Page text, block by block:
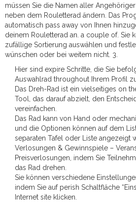
müssen Sie die Namen aller
neben dem Rouletterad ändern. Das
automatisch pass away von Ihnen
deinem Rouletterad an. a couple of. Sie
zufällige Sortierung auswählen und
wünschen oder bei weitem nicht. 3.
Hier sind expire Schritte, die Sie
Auswahlrad throughout Ihrem Profil
Das Dreh-Rad ist ein vielseitiges on
Tool, das darauf abzielt, den
vereinfachen.
Das Rad kann von Hand oder
und die Optionen können auf dem
separaten Tafel oder Liste angezeigt
Verlosungen & Gewinnspiele –
Preisverlosungen, indem Sie
das Rad drehen.
Sie können verschiedene
indem Sie auf perish Schaltfläche
Internet site klicken.